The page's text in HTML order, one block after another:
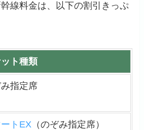
線料金は、以下の割引きっぷ
ト種類
指定席
トEX（のぞみ指定席）